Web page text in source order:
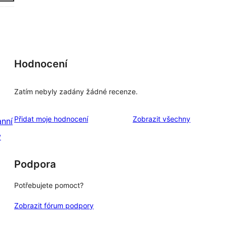
Hodnocení
Zatím nebyly zadány žádné recenze.
Přidat moje hodnocení Zobrazit všechnyrecenze
Podpora
Potřebujete pomoct?
Zobrazit fórum podpory